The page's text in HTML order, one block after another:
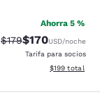
Ahorra 5 %
Precio tachado:
$179Precio con
$170USD/noche
Tarifa para socios
Ver detalles
$199 total